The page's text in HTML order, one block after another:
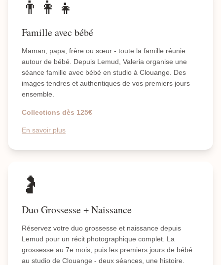
👨‍👩‍👧
Famille avec bébé
Maman, papa, frère ou sœur - toute la famille réunie
autour de bébé. Depuis Lemud, Valeria organise une
séance famille avec bébé en studio à Clouange. Des
images tendres et authentiques de vos premiers jours
ensemble.
Collections dès 125€
En savoir plus
🤰
Duo Grossesse + Naissance
Réservez votre duo grossesse et naissance depuis
Lemud pour un récit photographique complet. La
grossesse au 7e mois, puis les premiers jours de bébé
au studio de Clouange - deux séances, une histoire.